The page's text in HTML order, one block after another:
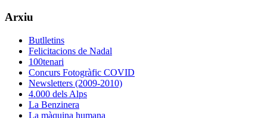
Arxiu
Butlletins
Felicitacions de Nadal
100tenari
Concurs Fotogràfic COVID
Newsletters (2009-2010)
4.000 dels Alps
La Benzinera
La màquina humana